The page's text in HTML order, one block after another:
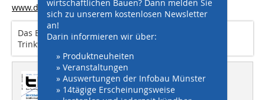
www.dus-rohr.de
Das BlueLine-Verfahren verfügt auch über eine
Trinkwasserzulassung
Dieser Artikel erschien in
wirtschaftlichen Bauen? Dann melden Sie
sich zu unserem kostenlosen Newsletter
an!
Darin informieren wir über:
» Produktneuheiten
» Veranstaltungen
» Auswertungen der Infobau Münster
» 14tägige Erscheinungsweise